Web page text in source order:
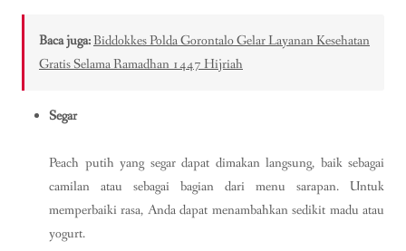
Baca juga:Biddokkes Polda Gorontalo Gelar Layanan Kesehatan
Gratis Selama Ramadhan 1447 Hijriah
Segar
Peach putih yang segar dapat dimakan langsung, baik sebagai
camilan atau sebagai bagian dari menu sarapan. Untuk
memperbaiki rasa, Anda dapat menambahkan sedikit madu atau
yogurt.